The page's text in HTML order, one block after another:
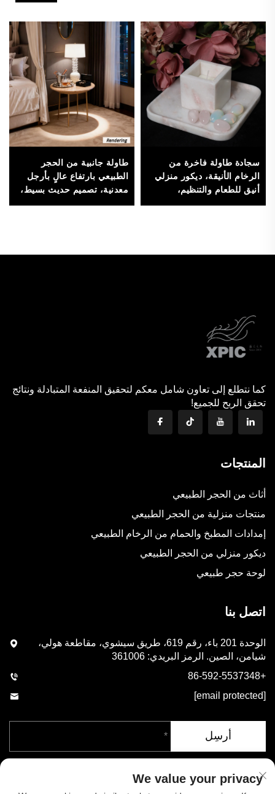
سجادة طاولة فاخرة من
الرخام الأنيقة، ديكور منزلي
أنيق للطعام والتنظيم،
طاولة جانبية من الحجر
الطبيعي بارتفاع عالٍ بأرجل
معدنية، تصميم حديث بسيط،
كما نتطلع إلى تعاون شامل معكم لتحقيق المنفعة المتبادلة ونتائج
تحقق الربح للجميع!
المنتجات
أثاث من الحجر الطبيعي
منتجات منزلية من الحجر الطبيعي
إمدادات المطبخ والحمام من الرخام الطبيعي
ديكور منزلي من الحجر الطبيعي
لوحة حجر طبيعي
اتصل بنا
الوحدة 201 باء، رقم 619، طريق سيشوي، مقاطعة هولي،
شيامن، الصين. الرمز البريدي: 361006
+86-592-5537348
[email protected]
أرسِل
We value your privacy